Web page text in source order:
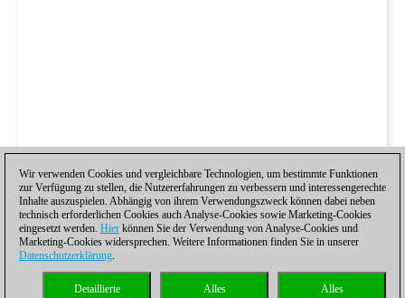
Wir verwenden Cookies und vergleichbare Technologien, um bestimmte Funktionen
zur Verfügung zu stellen, die Nutzererfahrungen zu verbessern und interessengerechte
Inhalte auszuspielen. Abhängig von ihrem Verwendungszweck können dabei neben
technisch erforderlichen Cookies auch Analyse-Cookies sowie Marketing-Cookies
eingesetzt werden. Hier können Sie der Verwendung von Analyse-Cookies und
Marketing-Cookies widersprechen. Weitere Informationen finden Sie in unserer
Datenschutzerklärung.
Alles
Alles
Detaillierte